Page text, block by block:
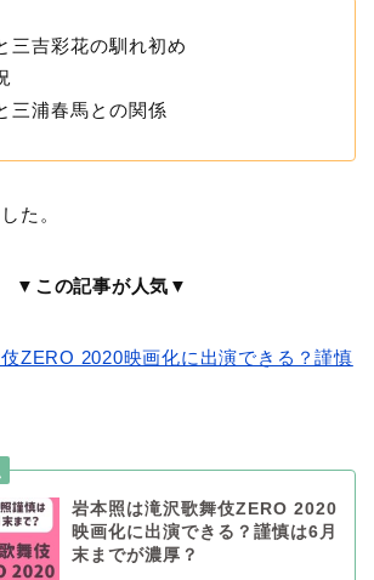
三吉彩花の馴れ初め
三浦春馬との関係
た。
▼この記事が人気▼
ZERO 2020映画化に出演できる？謹慎
岩本照は滝沢歌舞伎ZERO 2020
映画化に出演できる？謹慎は6月
末までが濃厚？